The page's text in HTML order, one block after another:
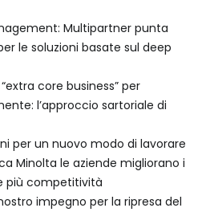
Multipartner punta
le soluzioni basate sul deep
core business” per
l’approccio sartoriale di
per un nuovo modo di lavorare
Minolta le aziende migliorano i
più competitività
impegno per la ripresa del